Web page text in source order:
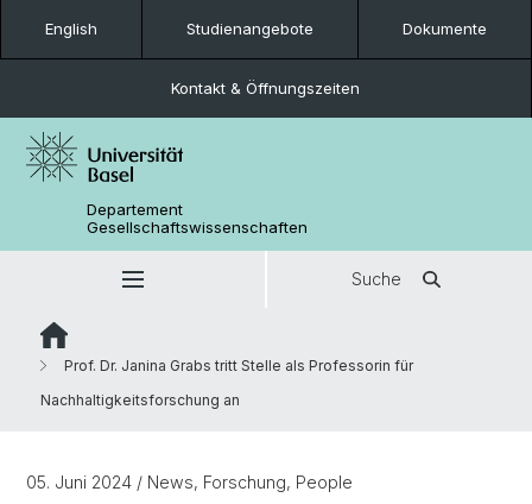
English Studienangebote Dokumente
Kontakt & Öffnungszeiten
Departement
Gesellschaftswissenschaften
Suche
Prof. Dr. Janina Grabs tritt Stelle als Professorin für
Nachhaltigkeitsforschung an
05. Juni 2024 / News, Forschung, People